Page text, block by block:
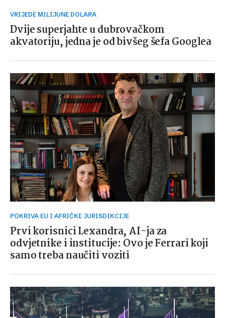
VRIJEDE MILIJUNE DOLARA
Dvije superjahte u dubrovačkom
akvatoriju, jedna je od bivšeg šefa Googlea
POKRIVA EU I AFRIČKE JURISDIKCIJE
Prvi korisnici Lexandra, AI-ja za
odvjetnike i institucije: Ovo je Ferrari koji
samo treba naučiti voziti